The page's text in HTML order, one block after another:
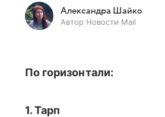
Александра Шайко
Автор Новости Mail
По горизонтали:
1. Тарп